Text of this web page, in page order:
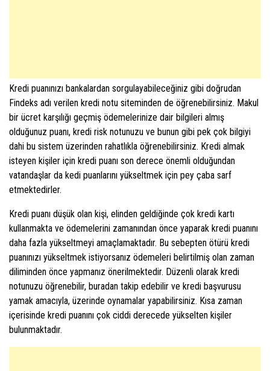
Kredi puanınızı bankalardan sorgulayabileceğiniz gibi doğrudan
Findeks adı verilen kredi notu siteminden de öğrenebilirsiniz. Makul
bir ücret karşılığı geçmiş ödemelerinize dair bilgileri almış
olduğunuz puanı, kredi risk notunuzu ve bunun gibi pek çok bilgiyi
dahi bu sistem üzerinden rahatlıkla öğrenebilirsiniz. Kredi almak
isteyen kişiler için kredi puanı son derece önemli olduğundan
vatandaşlar da kedi puanlarını yükseltmek için pey çaba sarf
etmektedirler.
Kredi puanı düşük olan kişi, elinden geldiğinde çok kredi kartı
kullanmakta ve ödemelerini zamanından önce yaparak kredi puanını
daha fazla yükseltmeyi amaçlamaktadır. Bu sebepten ötürü kredi
puanınızı yükseltmek istiyorsanız ödemeleri belirtilmiş olan zaman
diliminden önce yapmanız önerilmektedir. Düzenli olarak kredi
notunuzu öğrenebilir, buradan takip edebilir ve kredi başvurusu
yamak amacıyla, üzerinde oynamalar yapabilirsiniz. Kısa zaman
içerisinde kredi puanını çok ciddi derecede yükselten kişiler
bulunmaktadır.